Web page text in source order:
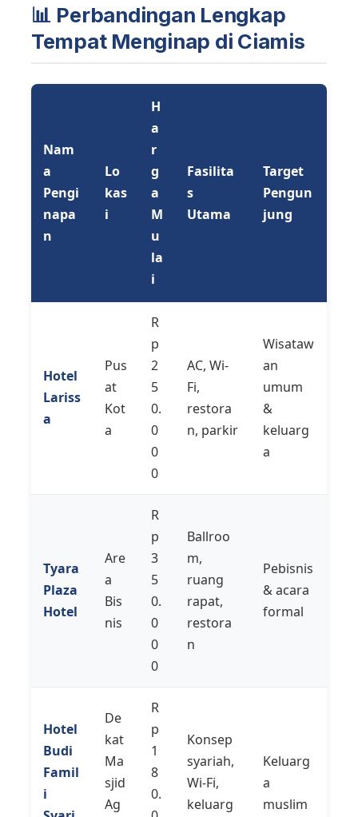
📊 Perbandingan Lengkap
Tempat Menginap di Ciamis
Nam
a
Pengi
napa
n
Lo
kas
i
H
a
r
g
a
M
u
la
i
Fasilita
s
Utama
Target
Pengun
jung
Hotel
Lariss
a
Pus
at
Kot
a
R
p
2
5
0.
0
0
0
AC, Wi-
Fi,
restora
n, parkir
Wisataw
an
umum
&
keluarg
a
Tyara
Plaza
Hotel
Are
a
Bis
nis
R
p
3
5
0.
0
0
0
Ballroo
m,
ruang
rapat,
restora
n
Pebisnis
& acara
formal
Hotel
Budi
Famil
i
De
kat
Ma
sjid
Ag
R
p
1
8
0.
Konsep
syariah,
Wi-Fi,
keluarg
Keluarg
a
muslim